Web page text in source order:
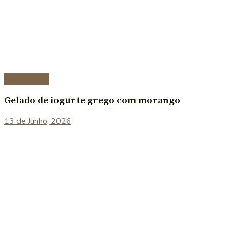
Gelado de iogurte grego com morango
13 de Junho, 2026